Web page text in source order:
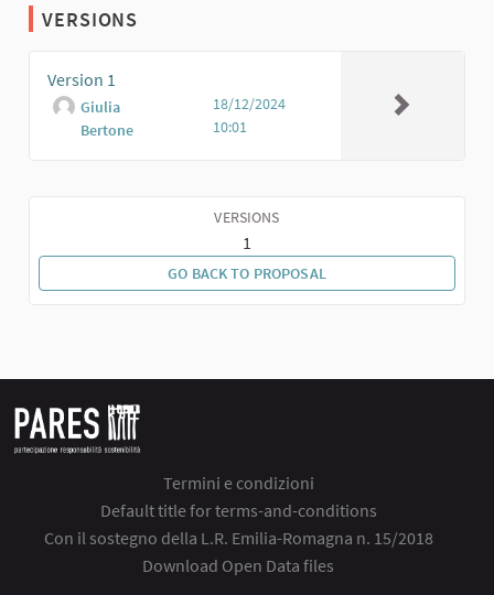
VERSIONS
Version 1
Giulia
Bertone
18/12/2024
10:01
VERSIONS
1
GO BACK TO PROPOSAL
Termini e condizioni
Default title for terms-and-conditions
Con il sostegno della L.R. Emilia-Romagna n. 15/2018
Download Open Data files